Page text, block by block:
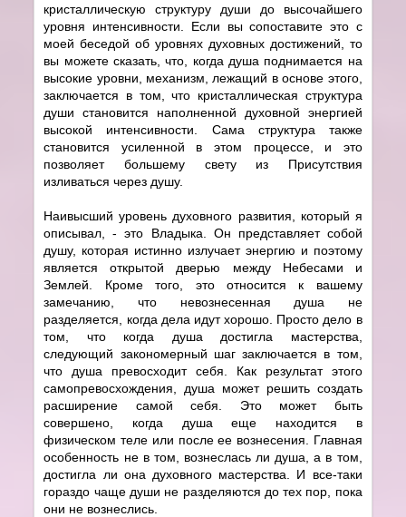
кристаллическую структуру души до высочайшего
уровня интенсивности. Если вы сопоставите это с
моей беседой об уровнях духовных достижений, то
вы можете сказать, что, когда душа поднимается на
высокие уровни, механизм, лежащий в основе этого,
заключается в том, что кристаллическая структура
души становится наполненной духовной энергией
высокой интенсивности. Сама структура также
становится усиленной в этом процессе, и это
позволяет большему свету из Присутствия
изливаться через душу.
Наивысший уровень духовного развития, который я
описывал, - это Владыка. Он представляет собой
душу, которая истинно излучает энергию и поэтому
является открытой дверью между Небесами и
Землей. Кроме того, это относится к вашему
замечанию, что невознесенная душа не
разделяется, когда дела идут хорошо. Просто дело в
том, что когда душа достигла мастерства,
следующий закономерный шаг заключается в том,
что душа превосходит себя. Как результат этого
самопревосхождения, душа может решить создать
расширение самой себя. Это может быть
совершено, когда душа еще находится в
физическом теле или после ее вознесения. Главная
особенность не в том, вознеслась ли душа, а в том,
достигла ли она духовного мастерства. И все-таки
гораздо чаще души не разделяются до тех пор, пока
они не вознеслись.